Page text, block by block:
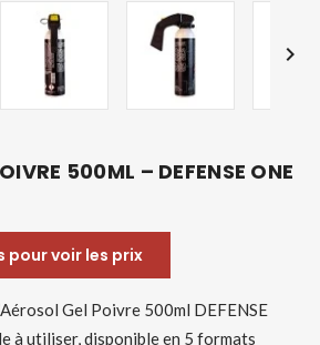

500ML – DEFENSE ONE
pour voir les prix
Gel Poivre 500ml DEFENSE
à utiliser, disponible en 5 formats